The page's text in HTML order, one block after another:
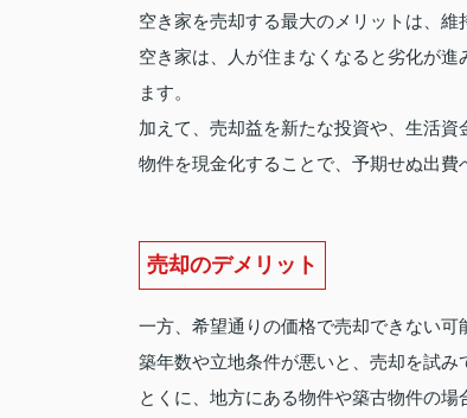
空き家を売却する最大のメリットは、維
空き家は、人が住まなくなると劣化が
ます。
加えて、売却益を新たな投資や、生活資
物件を現金化することで、予期せぬ出費
売却のデメリット
一方、希望通りの価格で売却できない可
築年数や立地条件が悪いと、売却を試み
とくに、地方にある物件や築古物件の場